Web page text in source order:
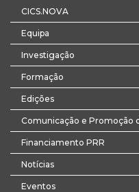
CICS.NOVA
Equipa
Investigação
Formação
Edições
Comunicação e Promoção
Financiamento PRR
Notícias
Eventos